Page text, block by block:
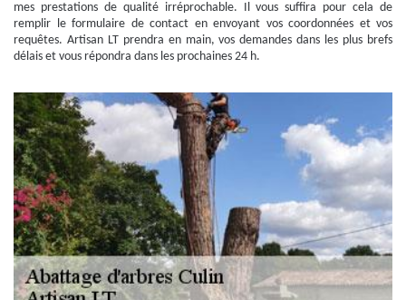
mes prestations de qualité irréprochable. Il vous suffira pour cela de
remplir le formulaire de contact en envoyant vos coordonnées et vos
requêtes. Artisan LT prendra en main, vos demandes dans les plus brefs
délais et vous répondra dans les prochaines 24 h.